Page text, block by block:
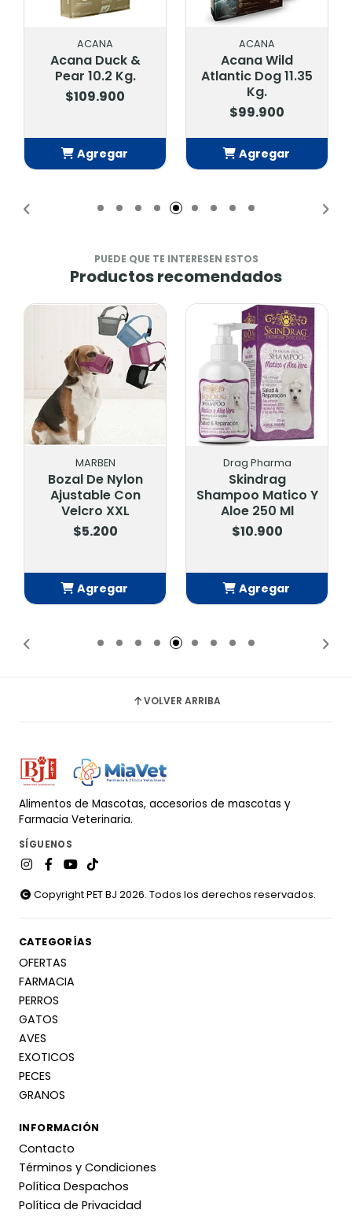
ACANA
Acana Duck &
Pear 10.2 Kg.
$109.900
Agregar
ACANA
Acana Wild
Atlantic Dog 11.35
Kg.
$99.900
Agregar
PUEDE QUE TE INTERESEN ESTOS
Productos recomendados
MARBEN
Bozal De Nylon
Ajustable Con
Velcro XXL
$5.200
Agregar
Drag Pharma
Skindrag
Shampoo Matico Y
Aloe 250 Ml
$10.900
Agregar
VOLVER ARRIBA
Alimentos de Mascotas, accesorios de mascotas y
Farmacia Veterinaria.
SÍGUENOS
Copyright PET BJ 2026. Todos los derechos reservados.
CATEGORÍAS
OFERTAS
FARMACIA
PERROS
GATOS
AVES
EXOTICOS
PECES
GRANOS
INFORMACIÓN
Contacto
Términos y Condiciones
Política Despachos
Política de Privacidad